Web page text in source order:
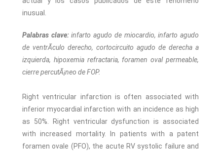
inusual.
Palabras clave:infarto agudo de miocardio, infarto agudo
de ventrÃ­culo derecho, cortocircuito agudo de derecha a
izquierda, hipoxemia refractaria, foramen oval permeable,
cierre percutÃ¡neo de FOP.
Right ventricular infarction is often associated with
inferior myocardial infarction with an incidence as high
as 50%. Right ventricular dysfunction is associated
with increased mortality. In patients with a patent
foramen ovale (PFO), the acute RV systolic failure and